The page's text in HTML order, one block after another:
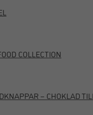
COLLECTION
– CHOKLAD